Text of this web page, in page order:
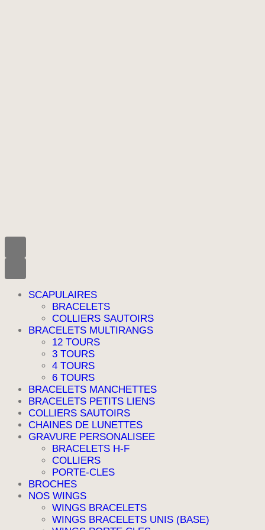
SCAPULAIRES
BRACELETS
COLLIERS SAUTOIRS
BRACELETS MULTIRANGS
12 TOURS
3 TOURS
4 TOURS
6 TOURS
BRACELETS MANCHETTES
BRACELETS PETITS LIENS
COLLIERS SAUTOIRS
CHAINES DE LUNETTES
GRAVURE PERSONALISEE
BRACELETS H-F
COLLIERS
PORTE-CLES
BROCHES
NOS WINGS
WINGS BRACELETS
WINGS BRACELETS UNIS (BASE)